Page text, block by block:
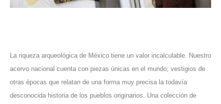
La riqueza arqueológica de México tiene un valor incalculable. Nuestro
acervo nacional cuenta con piezas únicas en el mundo; vestigios de
otras épocas que relatan de una forma muy precisa la todavía
desconocida historia de los pueblos originarios. Una colección de